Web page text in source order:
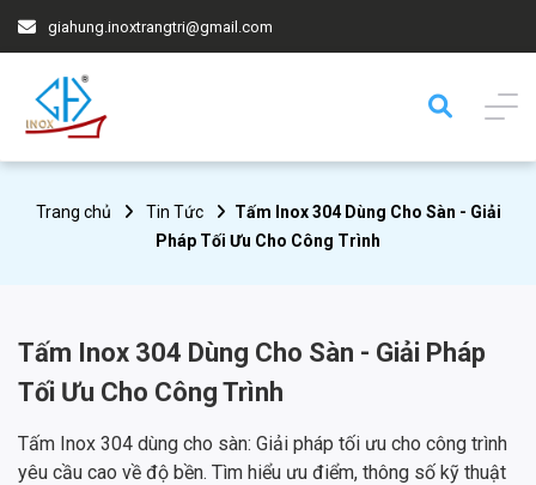
giahung.inoxtrangtri@gmail.com
Trang chủ Tin Tức
Tấm Inox 304 Dùng Cho Sàn - Giải
Pháp Tối Ưu Cho Công Trình
Tấm Inox 304 Dùng Cho Sàn - Giải Pháp
Tối Ưu Cho Công Trình
Tấm Inox 304 dùng cho sàn: Giải pháp tối ưu cho công trình
yêu cầu cao về độ bền. Tìm hiểu ưu điểm, thông số kỹ thuật